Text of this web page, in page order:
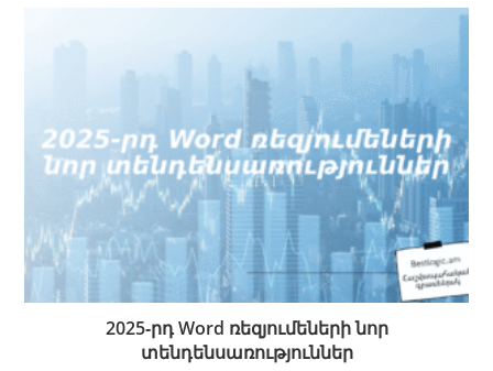
2025‑րդ Word ռեզյումեների նոր
տենդենսառություններ